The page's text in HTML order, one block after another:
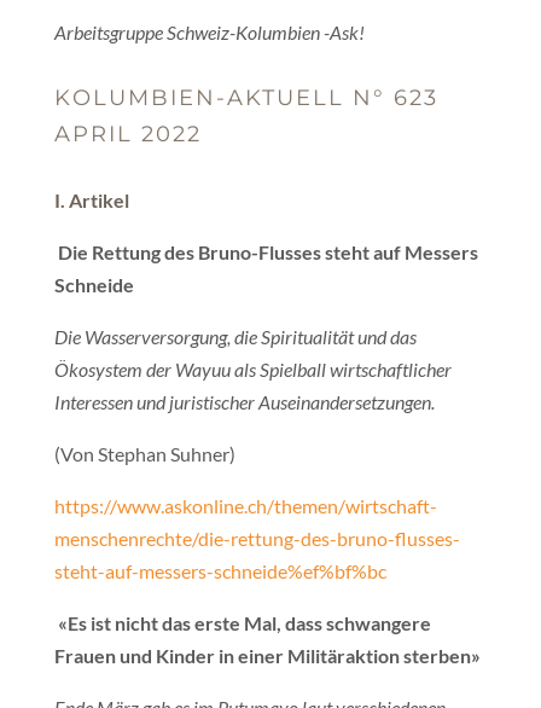
Arbeitsgruppe Schweiz-Kolumbien -Ask!
KOLUMBIEN-AKTUELL N° 623
APRIL 2022
I. Artikel
Die Rettung des Bruno-Flusses steht auf Messers
Schneide
Die Wasserversorgung, die Spiritualität und das
Ökosystem der Wayuu als Spielball wirtschaftlicher
Interessen und juristischer Auseinandersetzungen.
(Von Stephan Suhner)
https://www.askonline.ch/themen/wirtschaft-
menschenrechte/die-rettung-des-bruno-flusses-
steht-auf-messers-schneide%ef%bf%bc
«Es ist nicht das erste Mal, dass schwangere
Frauen und Kinder in einer Militäraktion sterben»